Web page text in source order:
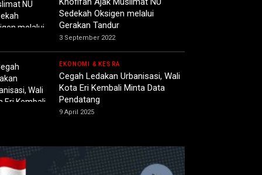
Sedekah Oksigen melalui
Gerakan Tandur
3 September 2022
EKONOMI & KESRA
Cegah Ledakan Urbanisasi, Wali
Kota Eri Kembali Minta Data
Pendatang
9 April 2025